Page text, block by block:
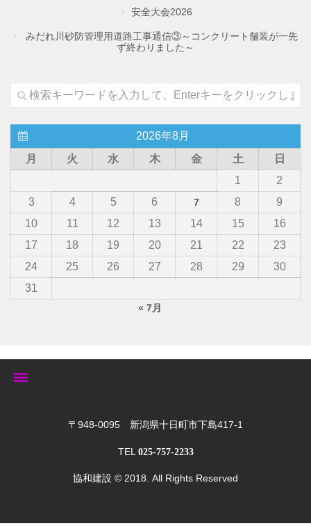
安全大会2026
みだれ川砂防管理用道路工事通信③～コンクリート舗装が一先
ず終わりました～
2026年8月
月
火 水 木 金 土
日
1
2
3
4 5 6 7 8
9
10
11 12 13 14 15
16
17
18 19 20 21 22
23
24
25 26 27 28 29
30
31
« 7月
〒948-0095 新潟県十日町市下島417-1
TEL 025-757-2233
協和建設 © 2018. All Rights Reserved